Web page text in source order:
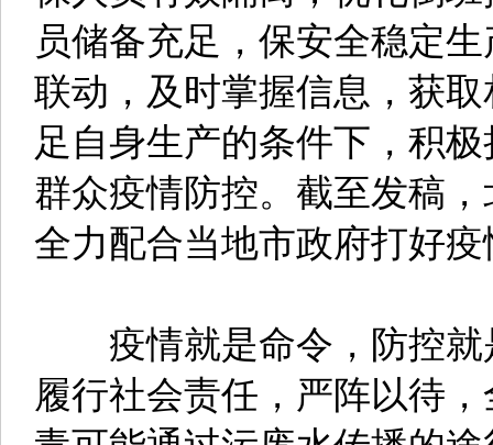
员储备充足，保安全稳定
联动，及时掌握信息，获
足自身生产的条件下，积
群众疫情防控。截至发稿
全力配合当地市政府打好
疫情就是命令，防控就
履行社会责任，严阵以待